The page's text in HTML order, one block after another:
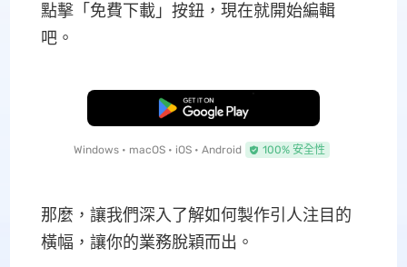
點擊「免費下載」按鈕，現在就開始編輯
吧。
免費下載
Windows • macOS • iOS • Android 100% 安全性
那麼，讓我們深入了解如何製作引人注目的
橫幅，讓你的業務脫穎而出。